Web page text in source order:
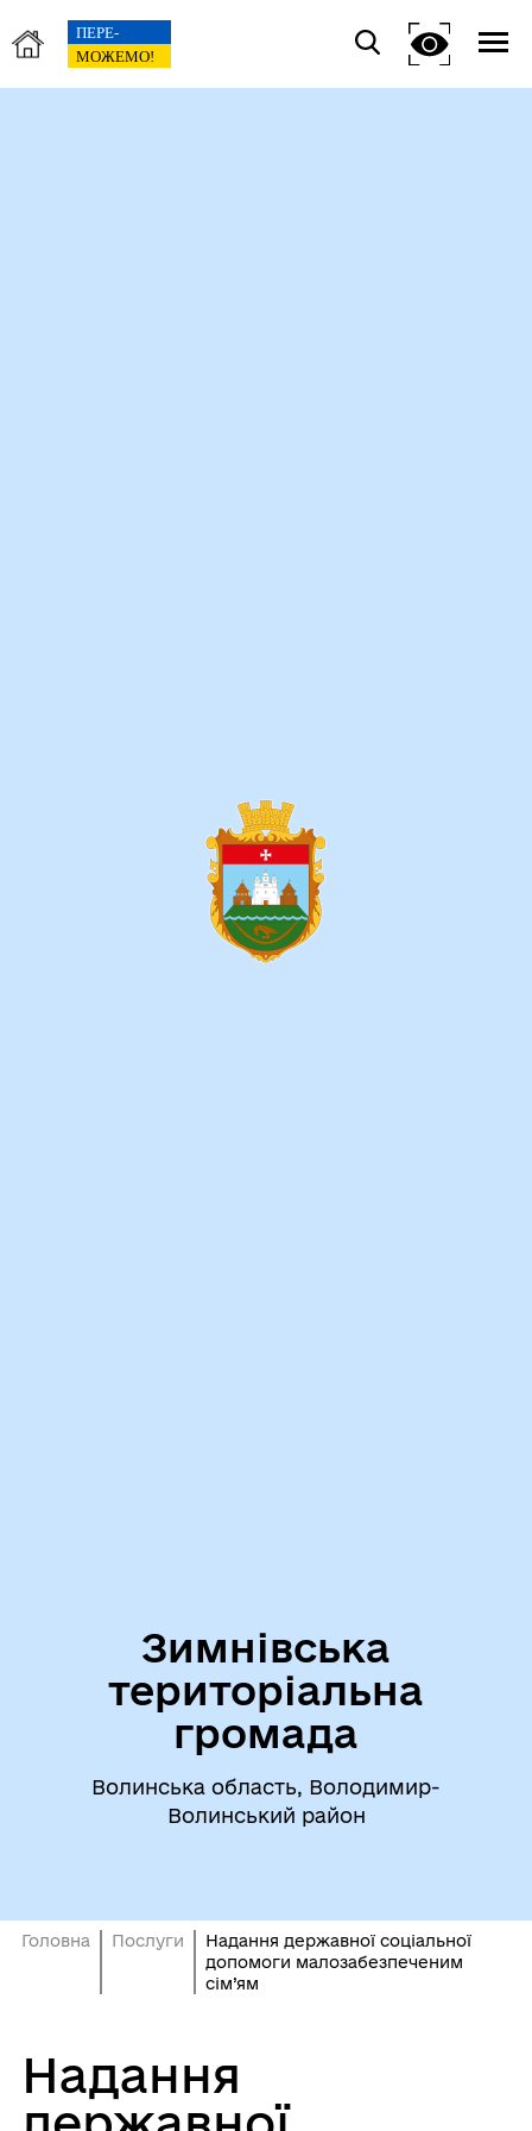
Зимнівська
територіальна
громада
Волинська область, Володимир-
Волинський район
Головна Послуги
Надання державної соціальної
допомоги малозабезпеченим
сім’ям
Надання